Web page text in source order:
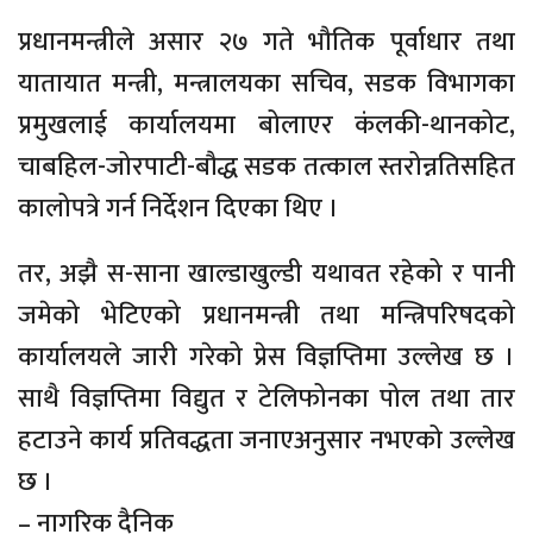
प्रधानमन्त्रीले असार २७ गते भौतिक पूर्वाधार तथा
यातायात मन्त्री, मन्त्रालयका सचिव, सडक विभागका
प्रमुखलाई कार्यालयमा बोलाएर कंलकी-थानकोट,
चाबहिल-जोरपाटी-बौद्ध सडक तत्काल स्तरोन्नतिसहित
कालोपत्रे गर्न निर्देशन दिएका थिए ।
तर, अझै स-साना खाल्डाखुल्डी यथावत रहेको र पानी
जमेको भेटिएको प्रधानमन्त्री तथा मन्त्रिपरिषदको
कार्यालयले जारी गरेको प्रेस विज्ञप्तिमा उल्लेख छ ।
साथै विज्ञप्तिमा विद्युत र टेलिफोनका पोल तथा तार
हटाउने कार्य प्रतिवद्धता जनाएअनुसार नभएको उल्लेख
छ ।
– नागरिक दैनिक